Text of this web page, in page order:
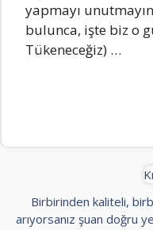
yapmayı
bulunca, işte biz o
Tükeneceğiz) …
Birbirinden kaliteli,
arıyorsanız şuan doğru